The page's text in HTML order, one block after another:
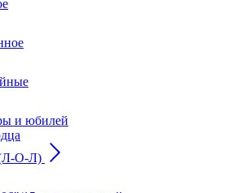
и юбилей
О-Л)